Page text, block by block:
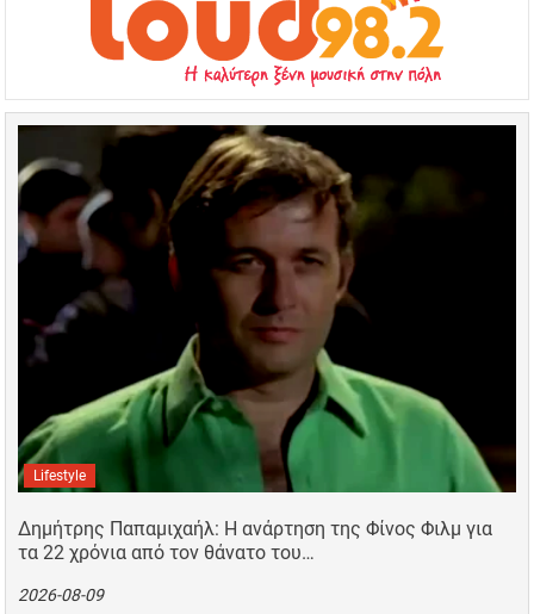
Lifestyle
Δημήτρης Παπαμιχαήλ: Η ανάρτηση της Φίνος Φιλμ για
τα 22 χρόνια από τον θάνατο του…
2026-08-09